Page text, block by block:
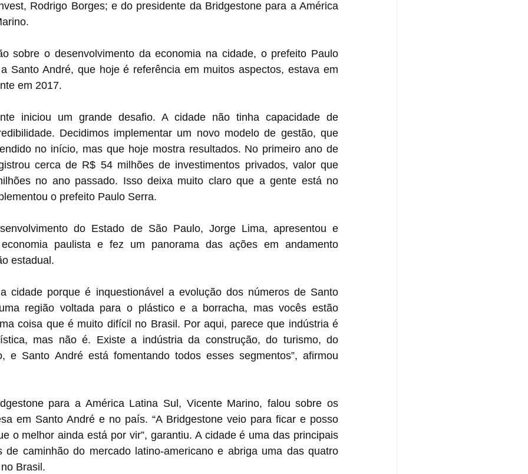
Rodrigo Borges; e do presidente da Bridgestone para a América
sobre o desenvolvimento da economia na cidade, o prefeito Paulo
Santo André, que hoje é referência em muitos aspectos, estava em
em 2017.
iniciou um grande desafio. A cidade não tinha capacidade de
Decidimos implementar um novo modelo de gestão, que
no início, mas que hoje mostra resultados. No primeiro ano de
cerca de R$ 54 milhões de investimentos privados, valor que
no ano passado. Isso deixa muito claro que a gente está no
o prefeito Paulo Serra.
do Estado de São Paulo, Jorge Lima, apresentou e
paulista e fez um panorama das ações em andamento
estadual.
cidade porque é inquestionável a evolução dos números de Santo
região voltada para o plástico e a borracha, mas vocês estão
coisa que é muito difícil no Brasil. Por aqui, parece que indústria é
mas não é. Existe a indústria da construção, do turismo, do
e Santo André está fomentando todos esses segmentos”, afirmou
para a América Latina Sul, Vicente Marino, falou sobre os
em Santo André e no país. “A Bridgestone veio para ficar e posso
o melhor ainda está por vir”, garantiu. A cidade é uma das principais
de caminhão do mercado latino-americano e abriga uma das quatro
Brasil.